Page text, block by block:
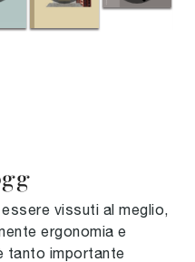
vissuti al meglio,
ergonomia e
tanto importante